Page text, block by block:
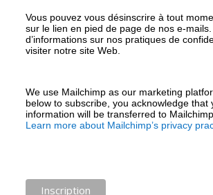
Vous pouvez vous désinscrire à tout
sur le lien en pied de page de nos e-
d’informations sur nos pratiques de
visiter notre site Web.
We use Mailchimp as our marketing
below to subscribe, you acknowledge that
information will be transferred to
Learn more about Mailchimp’s privacy